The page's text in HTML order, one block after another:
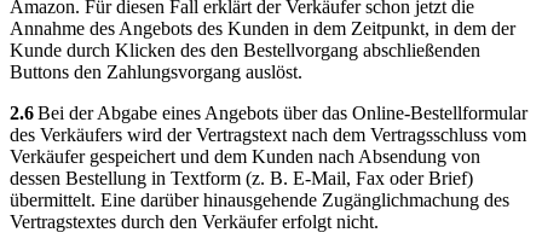
Amazon. Für diesen Fall erklärt der Verkäufer schon jetzt die
Annahme des Angebots des Kunden in dem Zeitpunkt, in dem der
Kunde durch Klicken des den Bestellvorgang abschließenden
Buttons den Zahlungsvorgang auslöst.
2.6Bei der Abgabe eines Angebots über das Online-Bestellformular
des Verkäufers wird der Vertragstext nach dem Vertragsschluss vom
Verkäufer gespeichert und dem Kunden nach Absendung von
dessen Bestellung in Textform (z. B. E-Mail, Fax oder Brief)
übermittelt. Eine darüber hinausgehende Zugänglichmachung des
Vertragstextes durch den Verkäufer erfolgt nicht.